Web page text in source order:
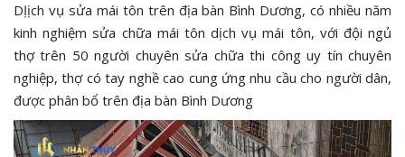
DỊịch vụ sửa mái tôn trên địa bàn Bình Dương, có nhiều năm
kinh nghiệm sửa chữa mái tôn dịch vụ mái tôn, với đội ngủ
thợ trên 50 người chuyên sửa chữa thi công uy tín chuyên
nghiệp, thợ có tay nghề cao cung ứng nhu cầu cho người dân,
được phân bổ trên địa bàn Bình Dương